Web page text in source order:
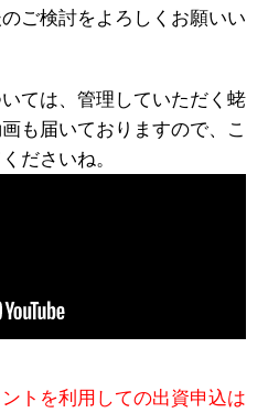
ご検討をよろしくお願いい
ては、管理していただく蛯
も届いておりますので、こ
ださいね。
トを利用しての出資申込は